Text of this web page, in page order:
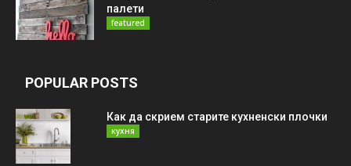
палети
featured
POPULAR POSTS
Как да скрием старите кухненски плочки
кухня